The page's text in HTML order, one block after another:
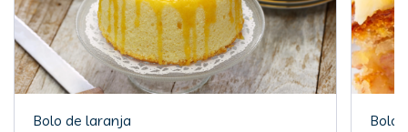
Bolo de laranja Bolo